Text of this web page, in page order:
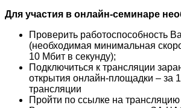
Для участия в онлайн-семинаре
Проверить работоспособность
(необходимая минимальная
10 Мбит в секунду);
Подключиться к трансляции
открытия онлайн-площадки – за
трансляции
Пройти по ссылке на трансляцию